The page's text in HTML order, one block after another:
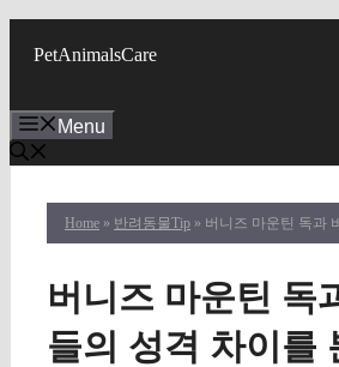
PetAnimalsCare
Menu
Home » 반려동물Tip » 버니즈 마운틴 독과 버니 두
버니즈 마운틴 독
들의 성격 차이를